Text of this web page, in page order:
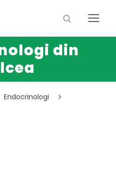
din
Endocrinologi